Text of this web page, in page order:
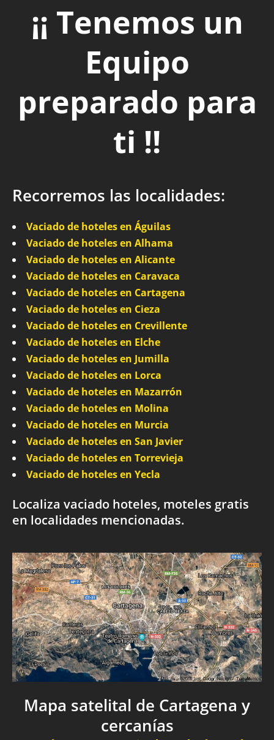
¡¡ Tenemos un
Equipo
preparado para
ti !!
Recorremos las localidades:
Vaciado de hoteles en Águilas
Vaciado de hoteles en Alhama
Vaciado de hoteles en Alicante
Vaciado de hoteles en Caravaca
Vaciado de hoteles en Cartagena
Vaciado de hoteles en Cieza
Vaciado de hoteles en Crevillente
Vaciado de hoteles en Elche
Vaciado de hoteles en Jumilla
Vaciado de hoteles en Lorca
Vaciado de hoteles en Mazarrón
Vaciado de hoteles en Molina
Vaciado de hoteles en Murcia
Vaciado de hoteles en San Javier
Vaciado de hoteles en Torrevieja
Vaciado de hoteles en Yecla
Localiza vaciado hoteles, moteles gratis
en localidades mencionadas.
Mapa satelital de Cartagena y
cercanías